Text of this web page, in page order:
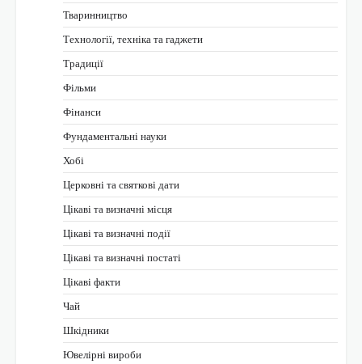
Тваринництво
Технології, техніка та гаджети
Традиції
Фільми
Фінанси
Фундаментальні науки
Хобі
Церковні та святкові дати
Цікаві та визначні місця
Цікаві та визначні події
Цікаві та визначні постаті
Цікаві факти
Чай
Шкідники
Ювелірні вироби